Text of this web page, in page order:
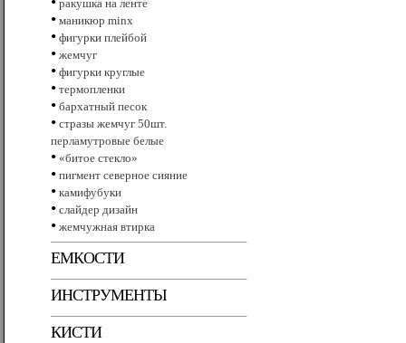
ракушка на ленте
• маникюр minx
• фигурки плейбой
• жемчуг
• фигурки круглые
• термопленки
• бархатный песок
• стразы жемчуг 50шт.
перламутровые белые
• «битое стекло»
• пигмент северное сияние
• камифубуки
• слайдер дизайн
• жемчужная втирка
ЕМКОСТИ
ИНСТРУМЕНТЫ
КИСТИ